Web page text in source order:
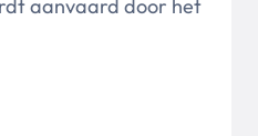
aanvaard door het